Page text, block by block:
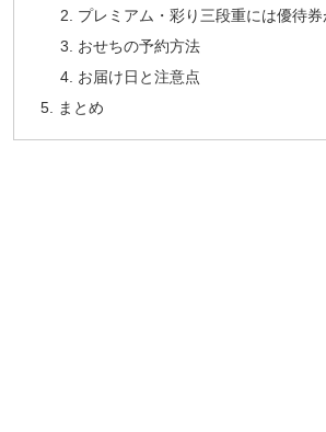
プレミアム・彩り三段重には優待券
おせちの予約方法
お届け日と注意点
まとめ